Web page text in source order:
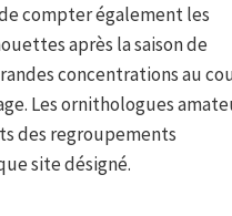
compter également les
après la saison de
concentrations au
Les ornithologues
des regroupements
site désigné.